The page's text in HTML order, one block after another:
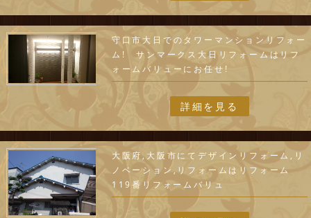
守口市大日でのタワーマンションリフォー
ム! サンマークス大日リフォームはリフ
ォームバリューにお任せ!
詳細を見る
大阪府,大阪市にてデザインリフォーム,リ
ノベーション,リフォームはリフォーム
119番リフォームバリュ